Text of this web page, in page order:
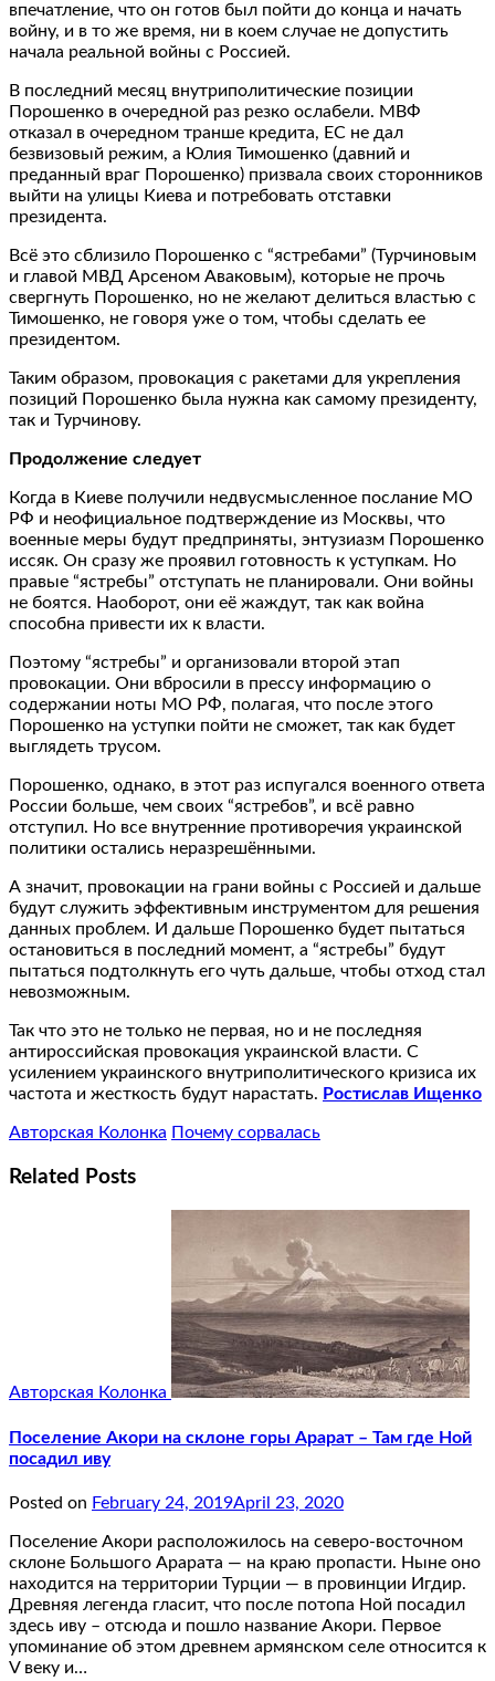
впечатление, что он готов был пойти до конца и начать
войну, и в то же время, ни в коем случае не допустить
начала реальной войны с Россией.
В последний месяц внутриполитические позиции
Порошенко в очередной раз резко ослабели. МВФ
отказал в очередном транше кредита, ЕС не дал
безвизовый режим, а Юлия Тимошенко (давний и
преданный враг Порошенко) призвала своих сторонников
выйти на улицы Киева и потребовать отставки
президента.
Всё это сблизило Порошенко с “ястребами” (Турчиновым
и главой МВД Арсеном Аваковым), которые не прочь
свергнуть Порошенко, но не желают делиться властью с
Тимошенко, не говоря уже о том, чтобы сделать ее
президентом.
Таким образом, провокация с ракетами для укрепления
позиций Порошенко была нужна как самому президенту,
так и Турчинову.
Продолжение следует
Когда в Киеве получили недвусмысленное послание МО
РФ и неофициальное подтверждение из Москвы, что
военные меры будут предприняты, энтузиазм Порошенко
иссяк. Он сразу же проявил готовность к уступкам. Но
правые “ястребы” отступать не планировали. Они войны
не боятся. Наоборот, они её жаждут, так как война
способна привести их к власти.
Поэтому “ястребы” и организовали второй этап
провокации. Они вбросили в прессу информацию о
содержании ноты МО РФ, полагая, что после этого
Порошенко на уступки пойти не сможет, так как будет
выглядеть трусом.
Порошенко, однако, в этот раз испугался военного ответа
России больше, чем своих “ястребов”, и всё равно
отступил. Но все внутренние противоречия украинской
политики остались неразрешёнными.
А значит, провокации на грани войны с Россией и дальше
будут служить эффективным инструментом для решения
данных проблем. И дальше Порошенко будет пытаться
остановиться в последний момент, а “ястребы” будут
пытаться подтолкнуть его чуть дальше, чтобы отход стал
невозможным.
Так что это не только не первая, но и не последняя
антироссийская провокация украинской власти. С
усилением украинского внутриполитического кризиса их
частота и жесткость будут нарастать. Ростислав Ищенко
Авторская Колонка Почему сорвалась
Related Posts
Авторская Колонка
Поселение Акори на склоне горы Арарат – Там где Ной
посадил иву
Posted on February 24, 2019April 23, 2020
Поселение Акори расположилось на северо-восточном
склоне Большого Арарата — на краю пропасти. Ныне оно
находится на территории Турции — в провинции Игдир.
Древняя легенда гласит, что после потопа Ной посадил
здесь иву – отсюда и пошло название Акори. Первое
упоминание об этом древнем армянском селе относится к
V веку и…